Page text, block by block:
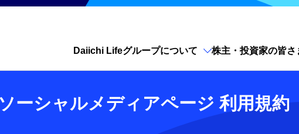
Daiichi Lifeグループについて 株主・投資家の皆さ
サイト内検索を開く
ーシャルメディアページ 利用規約